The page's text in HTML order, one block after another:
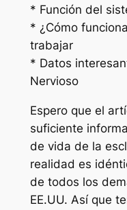
* Función del
* ¿Cómo
trabajar
* Datos
Nervioso
Espero que el
suficiente
de vida de la
realidad es
de todos los
EE.UU. Así que